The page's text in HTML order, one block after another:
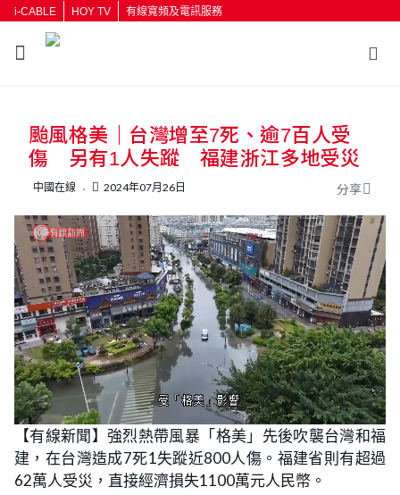
i-CABLE HOY TV 有線寬頻及電訊服務
按輸入鍵開始搜尋
颱風格美｜台灣增至7死、逾7百人受
傷 另有1人失蹤 福建浙江多地受災
中國在線 2024年07月26日 分享
U
n
m
t
e
L
o
a
d
e
d
:
2
【有線新聞】強烈熱帶風暴「格美」先後吹襲台灣和福
建，在台灣造成7死1失蹤近800人傷。福建省則有超過
62萬人受災，直接經濟損失1100萬元人民幣。